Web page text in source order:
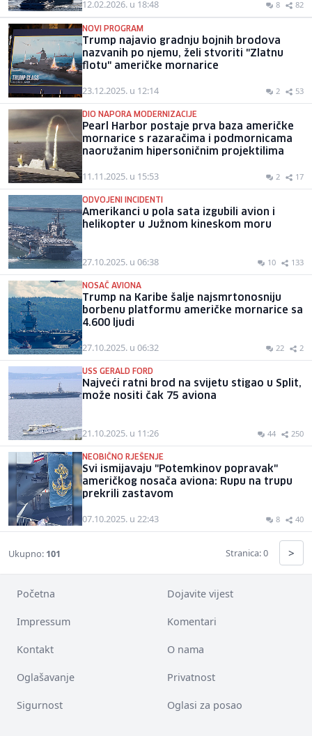
12.02.2026. u 18:48 8 82
NOVI PROGRAM
Trump najavio gradnju bojnih brodova
nazvanih po njemu, želi stvoriti "Zlatnu
flotu" američke mornarice
23.12.2025. u 12:14 2 53
DIO NAPORA MODERNIZACIJE
Pearl Harbor postaje prva baza američke
mornarice s razaračima i podmornicama
naoružanim hipersoničnim projektilima
11.11.2025. u 15:53 2 17
ODVOJENI INCIDENTI
Amerikanci u pola sata izgubili avion i
helikopter u Južnom kineskom moru
27.10.2025. u 06:38 10 133
NOSAČ AVIONA
Trump na Karibe šalje najsmrtonosniju
borbenu platformu američke mornarice sa
4.600 ljudi
27.10.2025. u 06:32 22 2
USS GERALD FORD
Najveći ratni brod na svijetu stigao u Split,
može nositi čak 75 aviona
21.10.2025. u 11:26 44 250
NEOBIČNO RJEŠENJE
Svi ismijavaju "Potemkinov popravak"
američkog nosača aviona: Rupu na trupu
prekrili zastavom
07.10.2025. u 22:43 8 40
Ukupno: 101 Stranica: 0 >
Početna Dojavite vijest
Impressum Komentari
Kontakt O nama
Oglašavanje Privatnost
Sigurnost Oglasi za posao